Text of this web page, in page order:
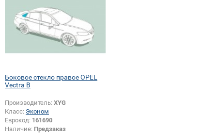
Боковое стекло правое OPEL
Vectra B
Производитель: XYG
Класс: Эконом
Еврокод: 161690
Наличие: Предзаказ